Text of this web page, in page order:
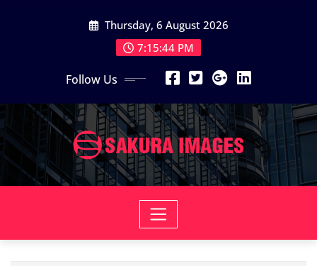
Thursday, 6 August 2026
7:15:45 PM
Follow Us